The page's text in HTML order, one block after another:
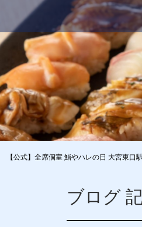
【公式】全席個室 鮨やハレの日 大宮東口
ブログ